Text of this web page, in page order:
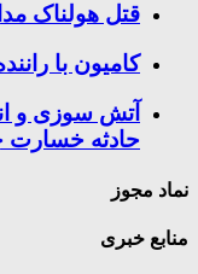
قتل هولناک
کامیون با
آتش سوزی و
حادثه خسارت
نماد مجوز
منابع خبری